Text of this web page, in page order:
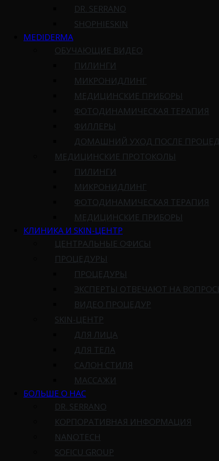
DR. SERRANO
SHOPHIESKIN
MEDIDERMA
ОБУЧАЮЩИЕ ВИДЕО
ПИЛИНГИ
МИКРОНИДЛИНГ
МЕДИЦИНСКИЕ ПРИБОРЫ
ФОТОДИНАМИЧЕСКАЯ ТЕРАПИЯ
ФИЛЛЕРЫ
ДОМАШНИЙ УХОД ПОСЛЕ
МЕДИЦИНСКИЕ ПРОТОКОЛЫ
ПИЛИНГИ
МИКРОНИДЛИНГ
ФОТОДИНАМИЧЕСКАЯ ТЕРАПИЯ
МЕДИЦИНСКИЕ ПРИБОРЫ
КЛИНИКА И SKIN-ЦЕНТР
ЦЕНТРАЛЬНЫЕ ОФИСЫ
ПРОЦЕДУРЫ
ПРОЦЕДУРЫ
ЭКСПЕРТЫ ОТВЕЧАЮТ НА
ВИДЕО ПРОЦЕДУР
SKIN-ЦЕНТР
ДЛЯ ЛИЦА
ДЛЯ ТЕЛА
САЛОН СТИЛЯ
МАССАЖИ
БОЛЬШЕ О НАС
DR. SERRANO
КОРПОРАТИВНАЯ ИНФОРМАЦИЯ
NANOTECH
SOFICU GROUP